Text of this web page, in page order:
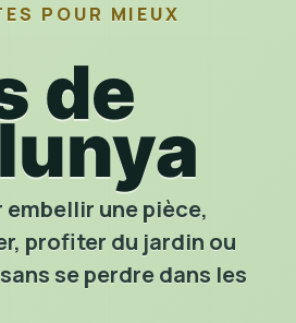
POUR MIEUX
de
embellir une pièce,
profiter du jardin ou
se perdre dans les